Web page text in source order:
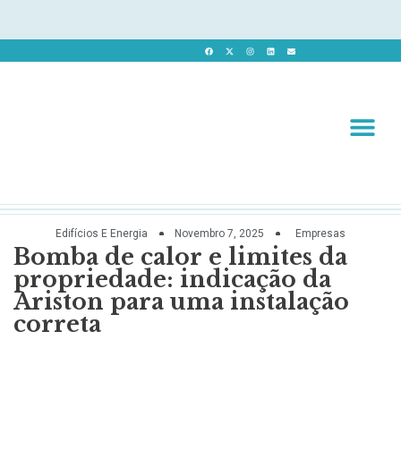
Edifícios E Energia Novembro 7, 2025 Empresas
Bomba de calor e limites da
propriedade: indicação da
Ariston para uma instalação
correta